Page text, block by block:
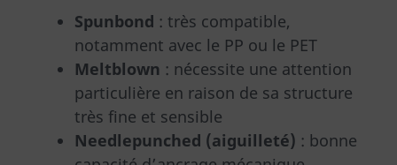
Spunbond : très compatible,
notamment avec le PP ou le PET
Meltblown : nécessite une attention
particulière en raison de sa structure
très fine et sensible
Needlepunched (aiguilleté) : bonne